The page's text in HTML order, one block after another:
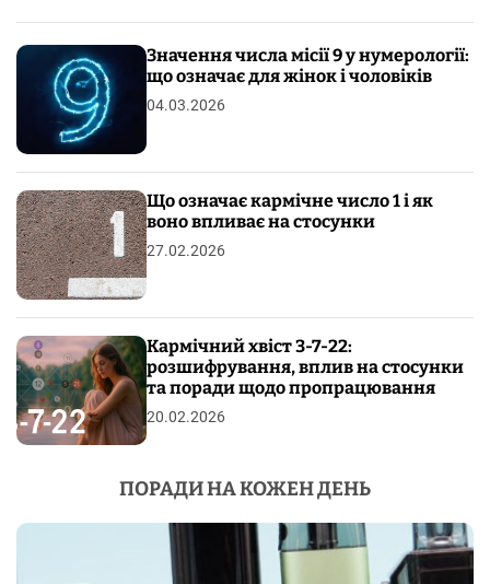
Значення числа місії 9 у нумерології:
що означає для жінок і чоловіків
04.03.2026
Що означає кармічне число 1 і як
воно впливає на стосунки
27.02.2026
Кармічний хвіст 3-7-22:
розшифрування, вплив на стосунки
та поради щодо пропрацювання
20.02.2026
ПОРАДИ НА КОЖЕН ДЕНЬ